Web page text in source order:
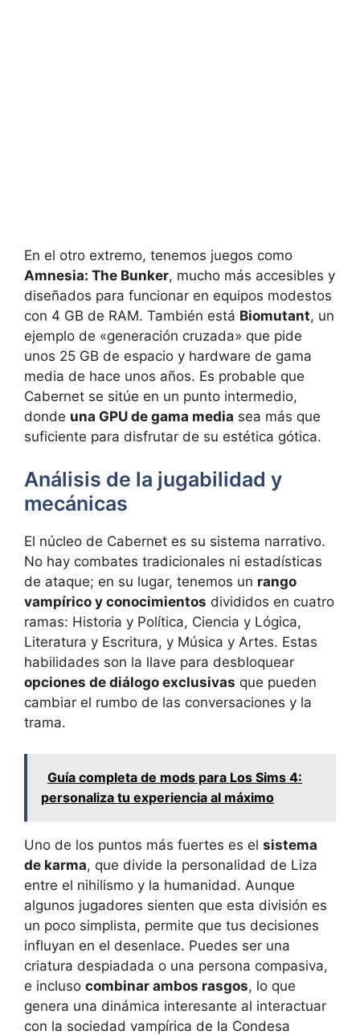
En el otro extremo, tenemos juegos como
Amnesia: The Bunker, mucho más accesibles y
diseñados para funcionar en equipos modestos
con 4 GB de RAM. También está Biomutant, un
ejemplo de «generación cruzada» que pide
unos 25 GB de espacio y hardware de gama
media de hace unos años. Es probable que
Cabernet se sitúe en un punto intermedio,
donde una GPU de gama media sea más que
suficiente para disfrutar de su estética gótica.
Análisis de la jugabilidad y
mecánicas
El núcleo de Cabernet es su sistema narrativo.
No hay combates tradicionales ni estadísticas
de ataque; en su lugar, tenemos un rango
vampírico y conocimientos divididos en cuatro
ramas: Historia y Política, Ciencia y Lógica,
Literatura y Escritura, y Música y Artes. Estas
habilidades son la llave para desbloquear
opciones de diálogo exclusivas que pueden
cambiar el rumbo de las conversaciones y la
trama.
Guía completa de mods para Los Sims 4:
personaliza tu experiencia al máximo
Uno de los puntos más fuertes es el sistema
de karma, que divide la personalidad de Liza
entre el nihilismo y la humanidad. Aunque
algunos jugadores sienten que esta división es
un poco simplista, permite que tus decisiones
influyan en el desenlace. Puedes ser una
criatura despiadada o una persona compasiva,
e incluso combinar ambos rasgos, lo que
genera una dinámica interesante al interactuar
con la sociedad vampírica de la Condesa